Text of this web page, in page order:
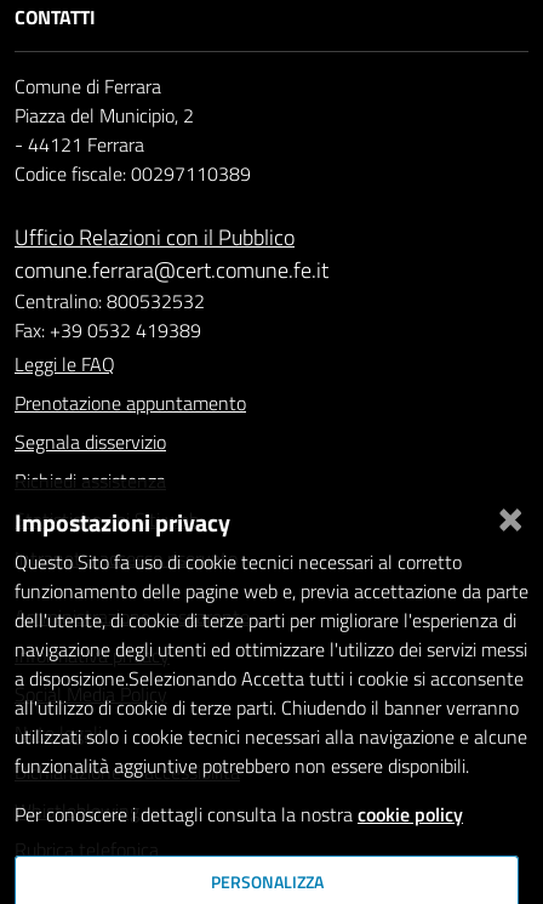
CONTATTI
Comune di Ferrara
Piazza del Municipio, 2
- 44121 Ferrara
Codice fiscale: 00297110389
Ufficio Relazioni con il Pubblico
comune.ferrara@cert.comune.fe.it
Centralino: 800532532
Fax: +39 0532 419389
Leggi le FAQ
Prenotazione appuntamento
Segnala disservizio
Richiedi assistenza
Statistiche dei Siti web
Intranet - accesso riservato
Amministrazione trasparente
Informativa privacy
Social Media Policy
Note legali
Dichiarazione di accessibilità
Whistleblowing
Rubrica telefonica
×
Impostazioni privacy
Questo Sito fa uso di cookie tecnici necessari al corretto
funzionamento delle pagine web e, previa accettazione da parte
dell'utente, di cookie di terze parti per migliorare l'esperienza di
navigazione degli utenti ed ottimizzare l'utilizzo dei servizi messi
a disposizione.Selezionando Accetta tutti i cookie si acconsente
all'utilizzo di cookie di terze parti. Chiudendo il banner verranno
utilizzati solo i cookie tecnici necessari alla navigazione e alcune
funzionalità aggiuntive potrebbero non essere disponibili.
Per conoscere i dettagli consulta la nostracookie policy
PERSONALIZZA